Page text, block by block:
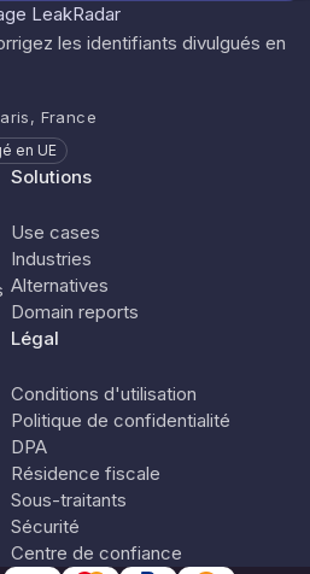
les identifiants divulgués en
France
en UE
Solutions
Use cases
Industries
Alternatives
Domain reports
Légal
Conditions d'utilisation
Politique de confidentialité
DPA
Résidence fiscale
Sous-traitants
Sécurité
Centre de confiance